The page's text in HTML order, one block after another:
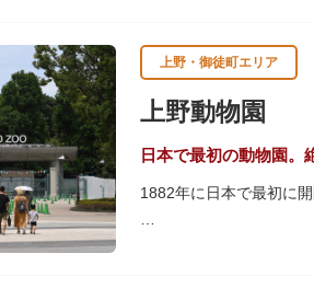
贅沢に金箔が使われた
ために建てられたそう
いかがでしょうか。
授与所では、期間・数
上野・御徒町エリア
上野動物園
日本で最初の動物園。
1882年に日本で最初に